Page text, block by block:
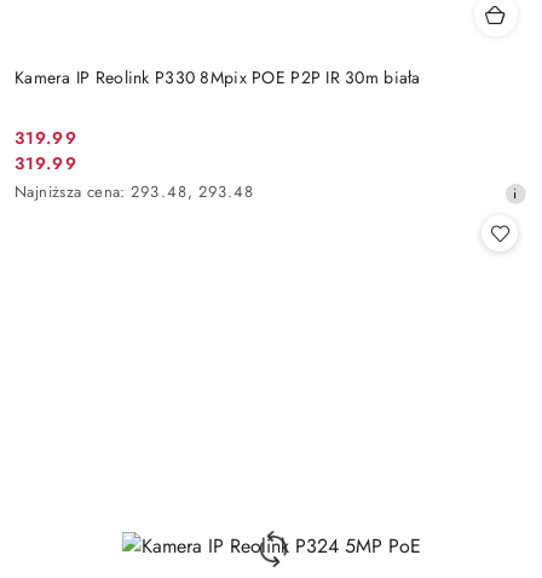
Kamera IP Reolink P330 8Mpix POE P2P IR 30m biała
Cena
promocyjna:
319.99
Cena
promocyjna:
319.99
Najniższa
Najniższa cena: 293.48, 293.48